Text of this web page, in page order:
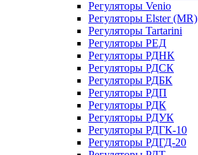
Регуляторы Venio
Регуляторы Elster (MR)
Регуляторы Tartarini
Регуляторы РЕД
Регуляторы РДНК
Регуляторы РДСК
Регуляторы РДБК
Регуляторы РДП
Регуляторы РДК
Регуляторы РДУК
Регуляторы РДГК-10
Регуляторы РДГД-20